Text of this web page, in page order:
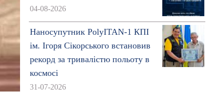
04-08-2026
Наносупутник PolyITAN-1 КПІ
ім. Ігоря Сікорського встановив
рекорд за тривалістю польоту в
космосі
31-07-2026